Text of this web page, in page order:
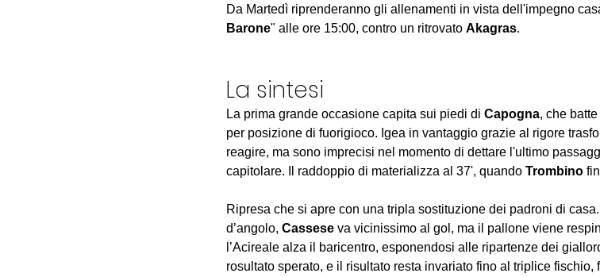
Da Martedì riprenderanno gli allenamenti in vista dell'impegno
Barone" alle ore 15:00, contro un ritrovato Akagras.
La sintesi
La prima grande occasione capita sui piedi di Capogna, che batte
per posizione di fuorigioco. Igea in vantaggio grazie al rigore
reagire, ma sono imprecisi nel momento di dettare l'ultimo
capitolare. Il raddoppio di materializza al 37', quando Trombino
Ripresa che si apre con una tripla sostituzione dei padroni di
d’angolo, Cassese va vicinissimo al gol, ma il pallone viene
l’Acireale alza il baricentro, esponendosi alle ripartenze dei
rosultato sperato, e il risultato resta invariato fino al triplice